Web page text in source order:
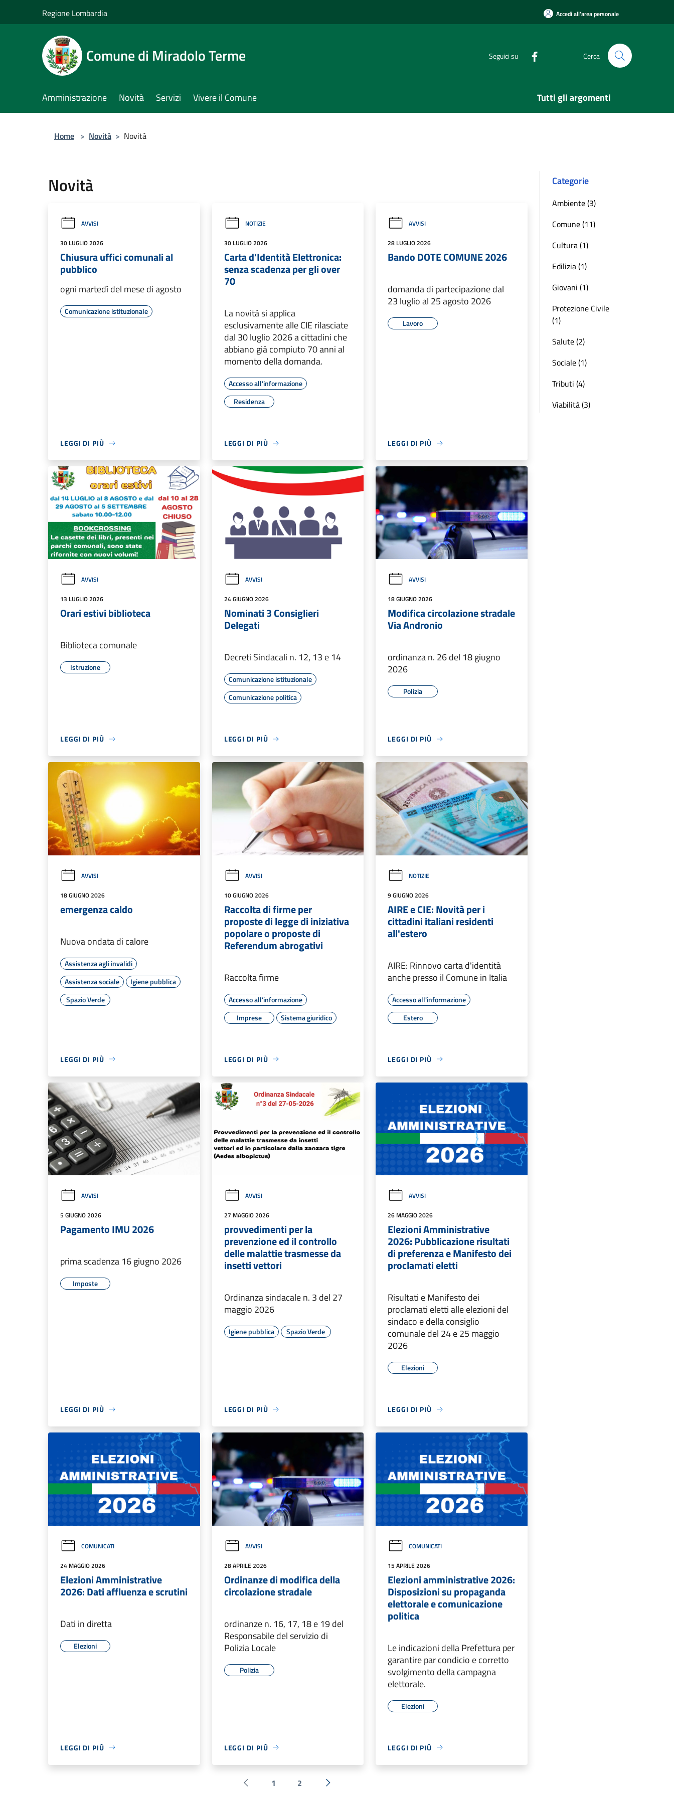
Regione Lombardia Accedi all'area personale
Comune di Miradolo Terme Seguici su Cerca
Amministrazione Novità Servizi Vivere il Comune Tutti gli argomenti
Home > Novità > Novità
Novità
AVVISI
30 LUGLIO 2026
Chiusura uffici comunali al
pubblico
ogni martedì del mese di agosto
Comunicazione istituzionale
LEGGI DI PIÙ
NOTIZIE
30 LUGLIO 2026
Carta d'Identità Elettronica:
senza scadenza per gli over
70
La novità si applica
esclusivamente alle CIE rilasciate
dal 30 luglio 2026 a cittadini che
abbiano già compiuto 70 anni al
momento della domanda.
Accesso all'informazione
Residenza
LEGGI DI PIÙ
AVVISI
28 LUGLIO 2026
Bando DOTE COMUNE 2026
domanda di partecipazione dal
23 luglio al 25 agosto 2026
Lavoro
LEGGI DI PIÙ
AVVISI
13 LUGLIO 2026
Orari estivi biblioteca
Biblioteca comunale
Istruzione
LEGGI DI PIÙ
AVVISI
24 GIUGNO 2026
Nominati 3 Consiglieri
Delegati
Decreti Sindacali n. 12, 13 e 14
Comunicazione istituzionale
Comunicazione politica
LEGGI DI PIÙ
AVVISI
18 GIUGNO 2026
Modifica circolazione stradale
Via Andronio
ordinanza n. 26 del 18 giugno
2026
Polizia
LEGGI DI PIÙ
AVVISI
18 GIUGNO 2026
emergenza caldo
Nuova ondata di calore
Assistenza agli invalidi
Assistenza sociale
Igiene pubblica
Spazio Verde
LEGGI DI PIÙ
AVVISI
10 GIUGNO 2026
Raccolta di firme per
proposte di legge di iniziativa
popolare o proposte di
Referendum abrogativi
Raccolta firme
Accesso all'informazione
Imprese
Sistema giuridico
LEGGI DI PIÙ
NOTIZIE
9 GIUGNO 2026
AIRE e CIE: Novità per i
cittadini italiani residenti
all'estero
AIRE: Rinnovo carta d'identità
anche presso il Comune in Italia
Accesso all'informazione
Estero
LEGGI DI PIÙ
AVVISI
5 GIUGNO 2026
Pagamento IMU 2026
prima scadenza 16 giugno 2026
Imposte
LEGGI DI PIÙ
AVVISI
27 MAGGIO 2026
provvedimenti per la
prevenzione ed il controllo
delle malattie trasmesse da
insetti vettori
Ordinanza sindacale n. 3 del 27
maggio 2026
Igiene pubblica Spazio Verde
LEGGI DI PIÙ
AVVISI
26 MAGGIO 2026
Elezioni Amministrative
2026: Pubblicazione risultati
di preferenza e Manifesto dei
proclamati eletti
Risultati e Manifesto dei
proclamati eletti alle elezioni del
sindaco e della consiglio
comunale del 24 e 25 maggio
2026
Elezioni
LEGGI DI PIÙ
COMUNICATI
24 MAGGIO 2026
Elezioni Amministrative
2026: Dati affluenza e scrutini
Dati in diretta
Elezioni
LEGGI DI PIÙ
AVVISI
28 APRILE 2026
Ordinanze di modifica della
circolazione stradale
ordinanze n. 16, 17, 18 e 19 del
Responsabile del servizio di
Polizia Locale
Polizia
LEGGI DI PIÙ
COMUNICATI
15 APRILE 2026
Elezioni amministrative 2026:
Disposizioni su propaganda
elettorale e comunicazione
politica
Le indicazioni della Prefettura per
garantire par condicio e corretto
svolgimento della campagna
elettorale.
Elezioni
LEGGI DI PIÙ
Pagina precedente
1 2
Successiva »
Categorie
Ambiente (3)
Comune (11)
Cultura (1)
Edilizia (1)
Giovani (1)
Protezione Civile
(1)
Salute (2)
Sociale (1)
Tributi (4)
Viabilità (3)